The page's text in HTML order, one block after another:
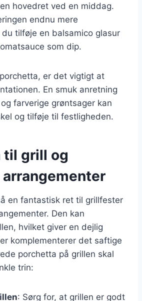
hovedret ved en middag.
endnu mere
tilføje en balsamico glasur
som dip.
er det vigtigt at
En smuk anretning
farverige grøntsager kan
og tilføje til festligheden.
til grill og
en fantastisk ret til grillfester
Den kan
hvilket giver en dejlig
komplementerer det saftige
porchetta på grillen skal
trin:
: Sørg for, at grillen er godt